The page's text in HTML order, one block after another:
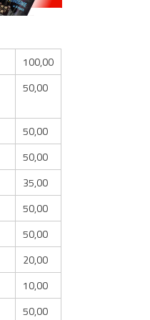
100,00
50,00
50,00
50,00
35,00
50,00
50,00
20,00
10,00
50,00